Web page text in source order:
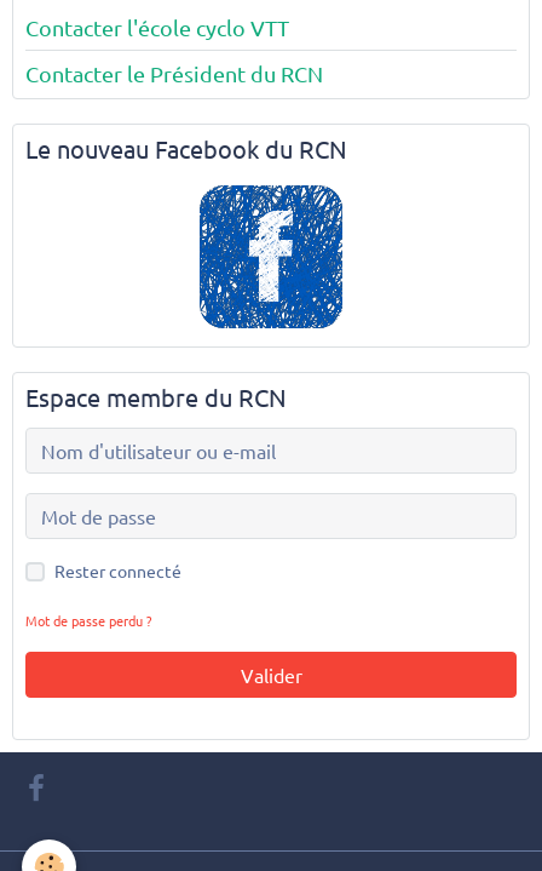
Contacter l'école cyclo VTT
Contacter le Président du RCN
Le nouveau Facebook du RCN
Espace membre du RCN
Rester connecté
Mot de passe perdu ?
Valider